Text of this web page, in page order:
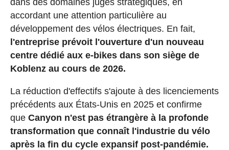
accordant une attention particulière au
développement des vélos électriques. En fait,
l'entreprise prévoit l'ouverture d'un nouveau
centre dédié aux e-bikes dans son siège de
Koblenz au cours de 2026.
La réduction d'effectifs s'ajoute à des licenciements
précédents aux États-Unis en 2025 et confirme
que Canyon n'est pas étrangère à la profonde
transformation que connaît l'industrie du vélo
après la fin du cycle expansif post-pandémie.